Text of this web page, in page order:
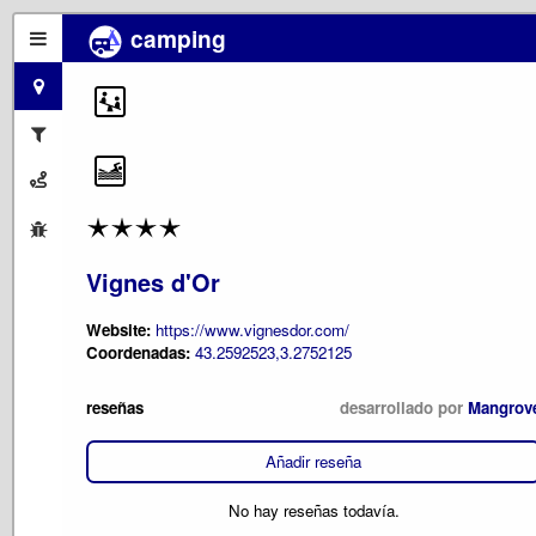
camping
Vignes d'Or
Website: https://www.vignesdor.com/
Coordenadas: 43.2592523,3.2752125
reseñas desarrollado por
Añadir reseña
No hay reseñas todavía.